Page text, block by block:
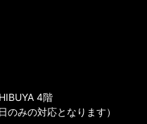
4階
のみの対応となります）